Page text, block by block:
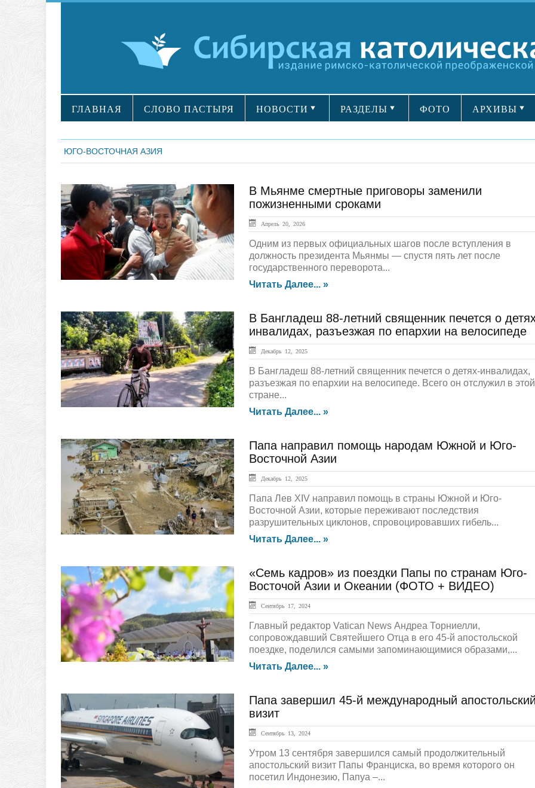
ГЛАВНАЯ СЛОВО ПАСТЫРЯ НОВОСТИ РАЗДЕЛЫ ФОТО АРХИВЫ
ЮГО-ВОСТОЧНАЯ АЗИЯ
ЛЕНТА НОВОСТЕЙ
В Мьянме смертные приговоры заменили
пожизненными сроками
Апрель 20, 2026
Одним из первых официальных шагов после вступления в
должность президента Мьянмы — спустя пять лет после
государственного переворота...
Читать Далее... »
ЛЕНТА НОВОСТЕЙ
В Бангладеш 88-летний священник печется о
инвалидах, разъезжая по епархии на велосипеде
Декабрь 12, 2025
В Бангладеш 88-летний священник печется о детях-инвалидах,
разъезжая по епархии на велосипеде. Всего он отслужил в этой
стране...
Читать Далее... »
ЛЕНТА НОВОСТЕЙ
Папа направил помощь народам Южной и Юго-
Восточной Азии
Декабрь 12, 2025
Папа Лев XIV направил помощь в страны Южной и Юго-
Восточной Азии, которые переживают последствия
разрушительных циклонов, спровоцировавших гибель...
Читать Далее... »
ГЛАВНАЯ
«Семь кадров» из поездки Папы по странам Юго-
Восточой Азии и Океании (ФОТО + ВИДЕО)
Сентябрь 17, 2024
Главный редактор Vatican News Андреа Торниелли,
сопровождавший Святейшего Отца в его 45-й апостольской
поездке, поделился самыми запоминающимися образами,...
Читать Далее... »
ЛЕНТА НОВОСТЕЙ
Папа завершил 45-й международный
визит
Сентябрь 13, 2024
Утром 13 сентября завершился самый продолжительный
апостольский визит Папы Франциска, во время которого он
посетил Индонезию, Папуа –...